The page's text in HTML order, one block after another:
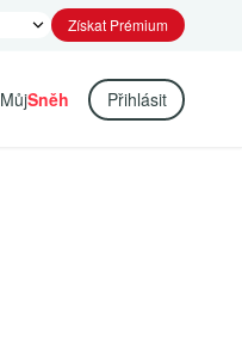
Získat Prémium
MůjSněh Přihlásit